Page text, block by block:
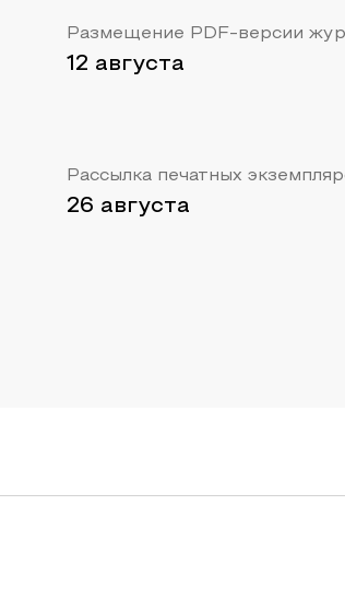
Размещение PDF-версии
12 августа
Рассылка печатных
26 августа